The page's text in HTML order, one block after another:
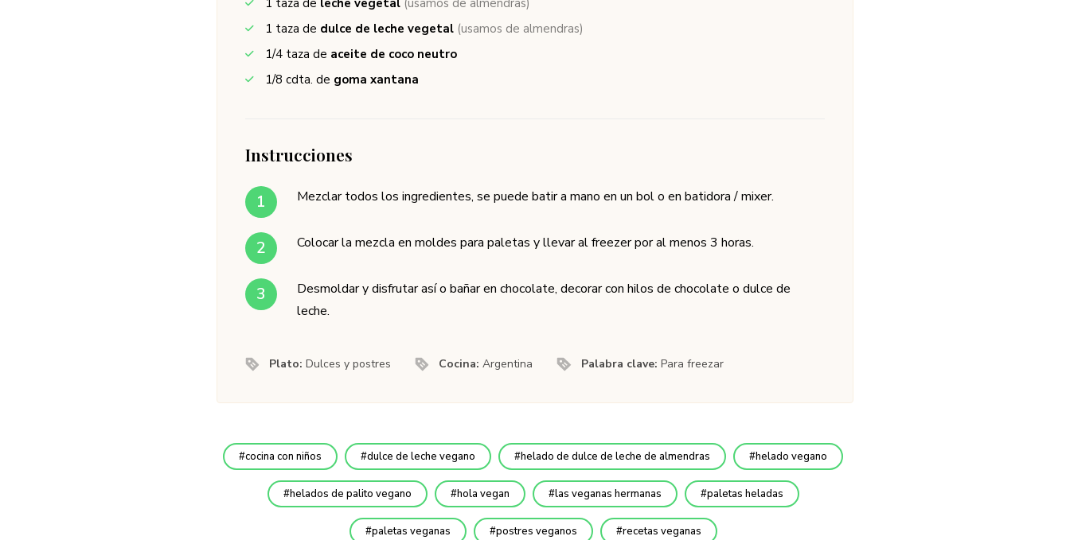
1 taza de leche vegetal (usamos de almendras)
1 taza de dulce de leche vegetal (usamos de almendras)
1/4 taza de aceite de coco neutro
1/8 cdta. de goma xantana
Instrucciones
Mezclar todos los ingredientes, se puede batir a mano en un bol o en batidora / mixer.
Colocar la mezcla en moldes para paletas y llevar al freezer por al menos 3 horas.
Desmoldar y disfrutar así o bañar en chocolate, decorar con hilos de chocolate o dulce de
leche.
Plato:Dulces y postres Cocina:Argentina Palabra clave: Para freezar
cocina con niños dulce de leche vegano helado de dulce de leche de almendras helado vegano
helados de palito vegano hola vegan las veganas hermanas paletas heladas
paletas veganas postres veganos recetas veganas